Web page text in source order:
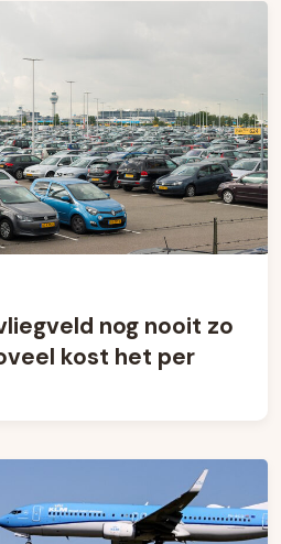
nog nooit zo
kost het per